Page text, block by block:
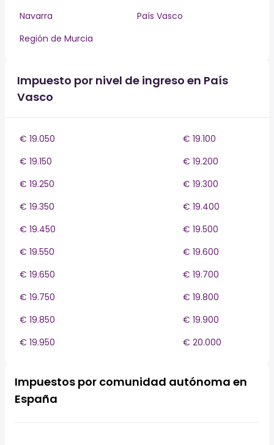
Navarra
País Vasco
Región de Murcia
Impuesto por nivel de ingreso en País
Vasco
€ 19.050
€ 19.100
€ 19.150
€ 19.200
€ 19.250
€ 19.300
€ 19.350
€ 19.400
€ 19.450
€ 19.500
€ 19.550
€ 19.600
€ 19.650
€ 19.700
€ 19.750
€ 19.800
€ 19.850
€ 19.900
€ 19.950
€ 20.000
Impuestos por comunidad autónoma en
España